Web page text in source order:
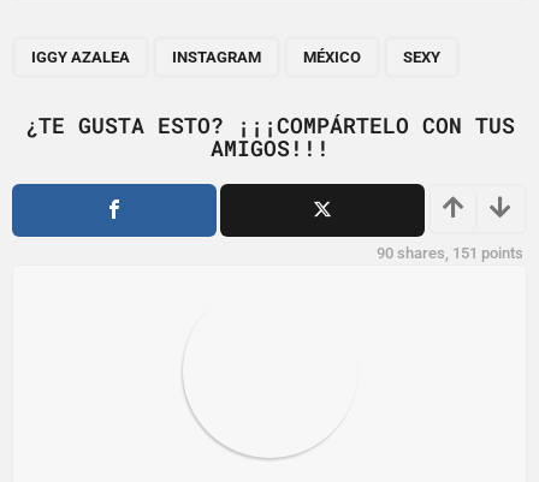
a
i
IGGY AZALEA INSTAGRAM MÉXICO SEXY
¿TE GUSTA ESTO? ¡¡¡COMPÁRTELO CON TUS
AMIGOS!!!
90 shares, 151 points